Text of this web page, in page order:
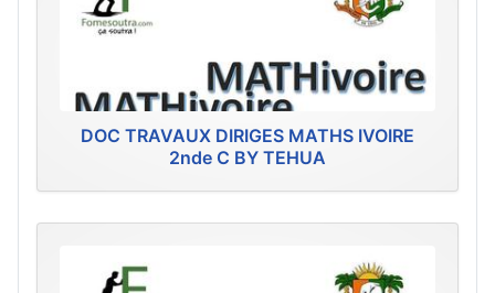
DOC TRAVAUX DIRIGES MATHS IVOIRE
2nde C BY TEHUA